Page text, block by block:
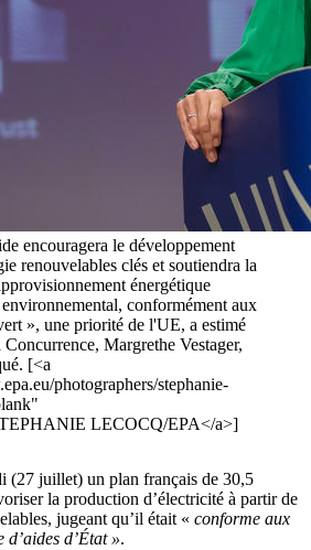
encouragera le développement
renouvelables clés et soutiendra la
énergétique
conformément aux
», une priorité de l'UE, a estimé
Margrethe Vestager,
[<a
photographers/stephanie-
LECOCQ/EPA</a>]
(27 juillet) un plan français de 30,5
la production d’électricité à partir de
jugeant qu’il était « conforme aux
d’État ».